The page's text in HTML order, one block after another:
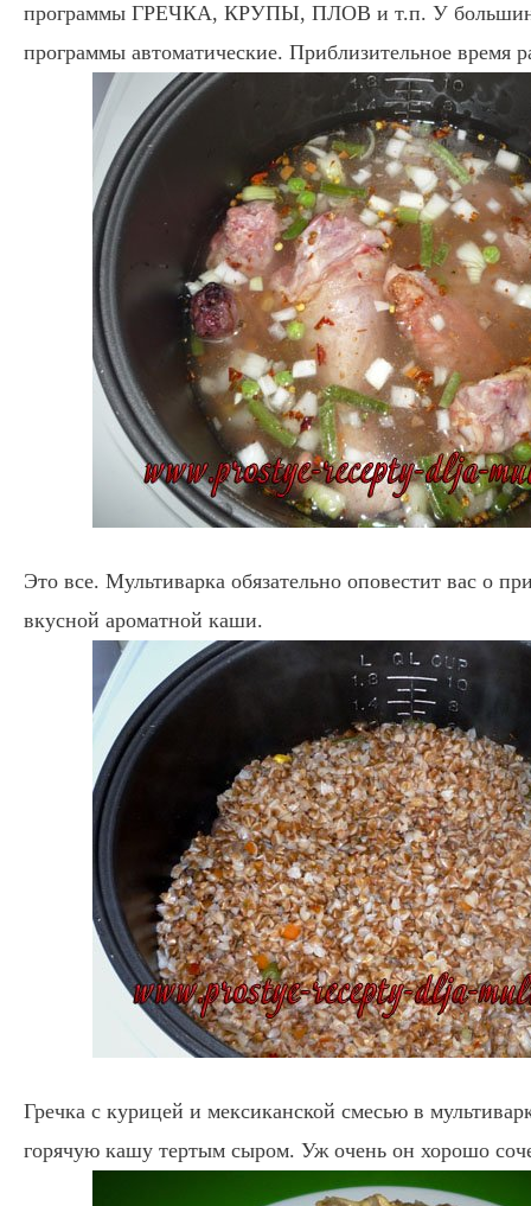
программы ГРЕЧКА, КРУПЫ, ПЛОВ и т.п. У
программы автоматические. Приблизительное время
Это все. Мультиварка обязательно оповестит вас о
вкусной ароматной каши.
Гречка с курицей и мексиканской смесью в
горячую кашу тертым сыром. Уж очень он хорошо